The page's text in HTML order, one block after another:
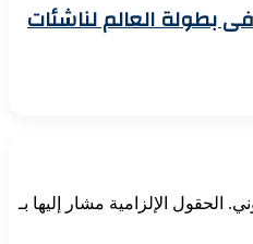
فى بطولة العالم لناشئات
الحقول الإلزامية مشار إليها بـ